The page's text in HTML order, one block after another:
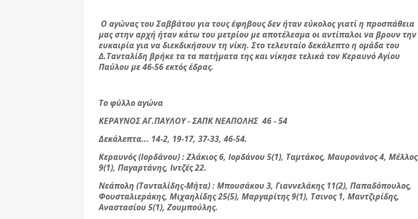
Ο αγώνας του Σαββάτου για τους έφηβους δεν ήταν εύκολος γιατί η προσπάθεια
μας στην αρχή ήταν κάτω του μετρίου με αποτέλεσμα οι αντίπαλοι να βρουν την
ευκαιρία για να διεκδικήσουν τη νίκη. Στο τελευταίο δεκάλεπτο η ομάδα του
Δ.Τανταλίδη βρήκε τα τα πατήματα της και νίκησε τελικά τον Κεραυνό Αγίου
Παύλου με 46-56 εκτός έδρας.
Το φύλλο αγώνα
ΚΕΡΑΥΝΟΣ ΑΓ.ΠΑΥΛΟΥ - ΣΑΠΚ ΝΕΑΠΟΛΗΣ 46 - 54
Δεκάλεπτα... 14-2, 19-17, 37-33, 46-54.
Κεραυνός (Ιορδάνου) : Ζλάκιος 6, Ιορδάνου 5(1), Ταμτάκος, Μαυρονάνος 4, Μέλλος
9(1), Παγαρτάνης, Ιντζές 22.
Νεάπολη (Τανταλίδης-Μήτα) : Μπουσάκου 3, Γιαννελάκης 11(2), Παπαδόπουλος,
Φουσταλιεράκης, Μιχαηλίδης 25(5), Μαργαρίτης 9(1), Τσινος 1, Μαντζιρίδης,
Αναστασίου 5(1), Ζουμπούλης.